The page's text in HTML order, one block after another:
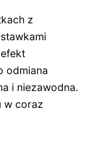
z
odmiana
i niezawodna.
w coraz